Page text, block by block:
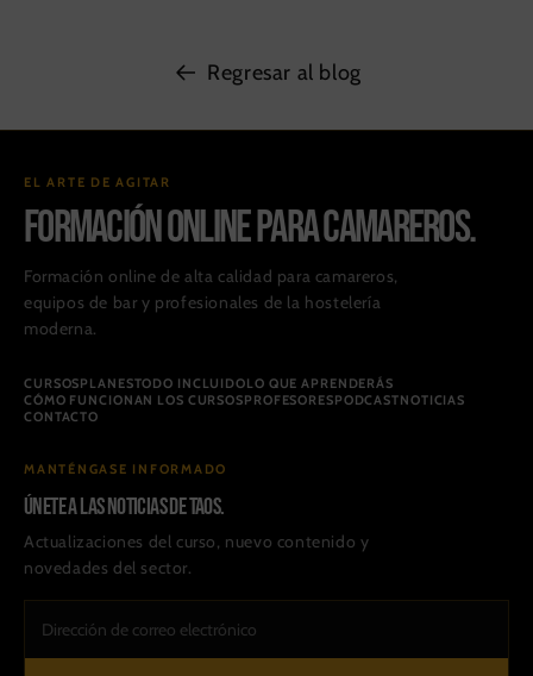
Regresar al blog
EL ARTE DE AGITAR
FORMACIÓN ONLINE PARA CAMAREROS.
Formación online de alta calidad para camareros,
equipos de bar y profesionales de la hostelería
moderna.
CURSOSPLANESTODO INCLUIDOLO QUE APRENDERÁS
CÓMO FUNCIONAN LOS CURSOSPROFESORESPODCASTNOTICIAS
CONTACTO
MANTÉNGASE INFORMADO
Únete a las noticias de TAOS.
Actualizaciones del curso, nuevo contenido y
novedades del sector.